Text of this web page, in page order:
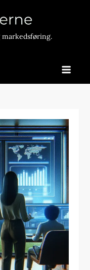
markedsføring.